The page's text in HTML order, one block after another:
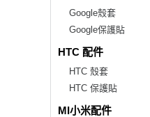
Google殼套
Google保護貼
HTC 配件
HTC 殼套
HTC 保護貼
MI小米配件